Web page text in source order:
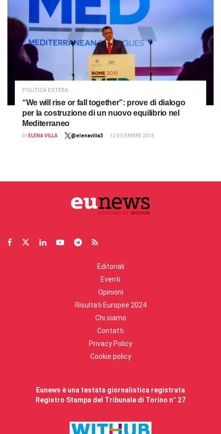
POLITICA ESTERA
“We will rise or fall together”: prove di dialogo
per la costruzione di un nuovo equilibrio nel
Mediterraneo
DI ELENA VILLA @elenavilla3 12 DICEMBRE 2015
Editoriali
Eventi
Opinioni
Risultati Europee 2024
Chi siamo
Contatti
Privacy Policy
Cookie policy
Eunews è una testata giornalistica registrata
Registro Stampa del Tribunale di Torino n° 27